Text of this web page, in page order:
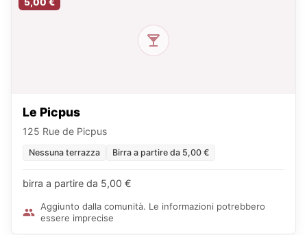
Le Picpus
125 Rue de Picpus
Nessuna terrazza Birra a partire da 5,00 €
birra a partire da 5,00 €
Aggiunto dalla comunità. Le informazioni potrebbero
essere imprecise